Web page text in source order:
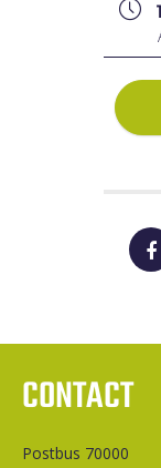
CONTACT
Postbus 70000